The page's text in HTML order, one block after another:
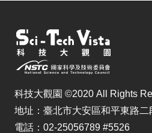
科技大觀園 ©2020 All Rights
地址：臺北市大安區和平東路
電話：02-25056789 #5526